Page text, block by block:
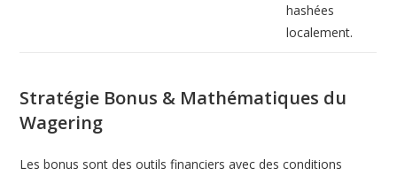
hashées
localement.
Stratégie Bonus & Mathématiques du
Wagering
Les bonus sont des outils financiers avec des conditions